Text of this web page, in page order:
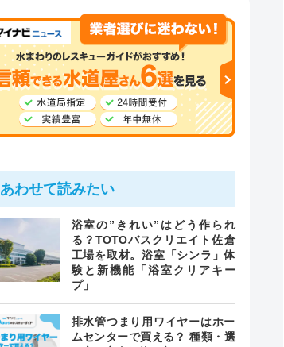
あわせて読みたい
浴室の”きれい”はどう作られ
る？TOTOバスクリエイト佐倉
工場を取材。浴室「シンラ」体
験と新機能「浴室クリアキー
プ」
排水管つまり用ワイヤーはホー
ムセンターで買える？ 種類・選